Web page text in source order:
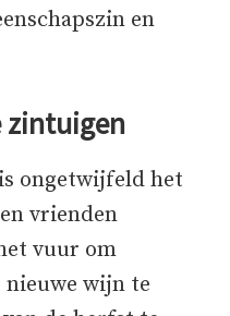
en
zintuigen
ongetwijfeld het
vrienden
vuur om
nieuwe wijn te